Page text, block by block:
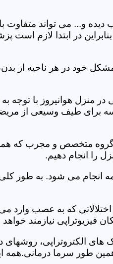
دیده و... می تواند
در ابتدا لازم
خود در هر ناحیه از
منزل هوانیروز با توجه به
برای طیف وسیعی از مریضی
متخصص و مجرب که همه
را انجام دهیم.
انجام می شود. به طور
که به عصب
فیزیوتراپی نیازمند خواهد
الکتروتراپی، روشهای
طور سرما درمانی.همه